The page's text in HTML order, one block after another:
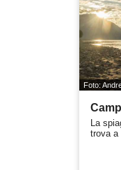
Foto:
La
trova a